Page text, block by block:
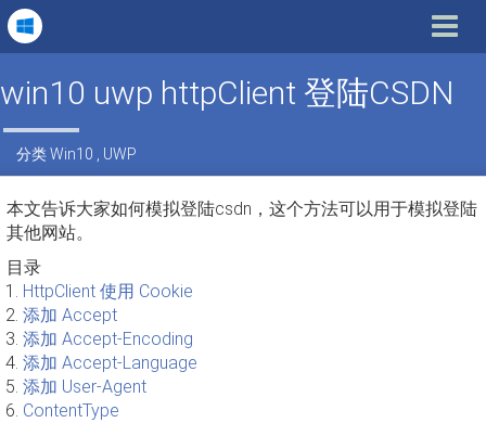
Toggle
win10 uwp httpClient 登陆CSDN
分类Win10 UWP
本文告诉大家如何模拟登陆csdn，这个方法可以用于模拟登陆
其他网站。
目录
HttpClient 使用 Cookie
添加 Accept
添加 Accept-Encoding
添加 Accept-Language
添加 User-Agent
ContentType